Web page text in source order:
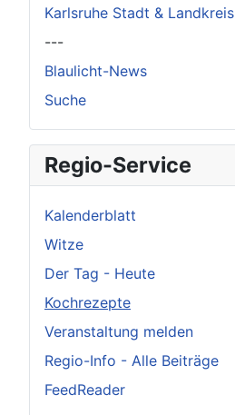
Karlsruhe Stadt & Landkreis
---
Blaulicht-News
Suche
Regio-Service
Kalenderblatt
Witze
Der Tag - Heute
Kochrezepte
Veranstaltung melden
Regio-Info - Alle Beiträge
FeedReader